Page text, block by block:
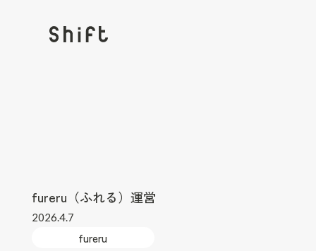
fureru（ふれる）運営
2026.4.7
fureru